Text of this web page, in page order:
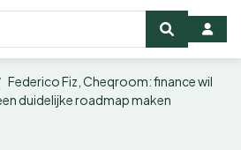
Federico Fiz, Cheqroom: finance wil
duidelijke roadmap maken